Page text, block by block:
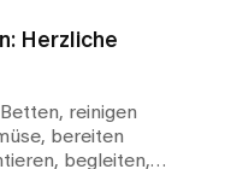
Herzliche
reinigen
bereiten
begleiten,